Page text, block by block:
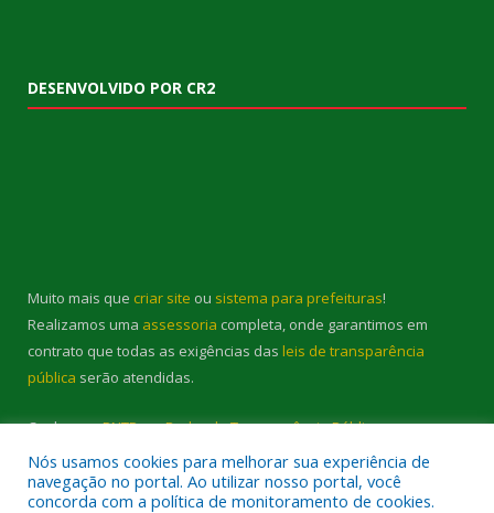
DESENVOLVIDO POR CR2
Muito mais que criar site ou sistema para prefeituras!
Realizamos uma assessoria completa, onde garantimos em
contrato que todas as exigências das leis de transparência
pública serão atendidas.
Conheça oPNTPe oRadar da Transparência Pública
Nós usamos cookies para melhorar sua experiência de
navegação no portal. Ao utilizar nosso portal, você
concorda com a política de monitoramento de cookies.